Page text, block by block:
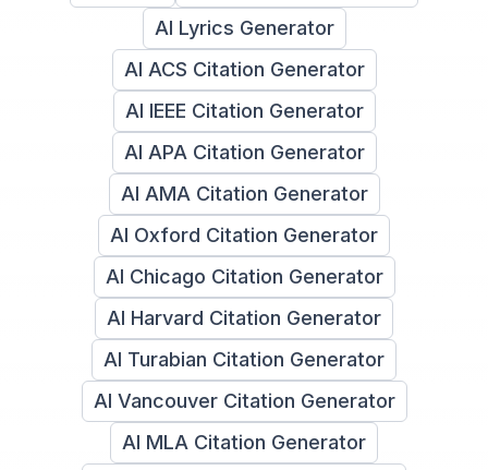
AI Lyrics Generator
AI ACS Citation Generator
AI IEEE Citation Generator
AI APA Citation Generator
AI AMA Citation Generator
AI Oxford Citation Generator
AI Chicago Citation Generator
AI Harvard Citation Generator
AI Turabian Citation Generator
AI Vancouver Citation Generator
AI MLA Citation Generator